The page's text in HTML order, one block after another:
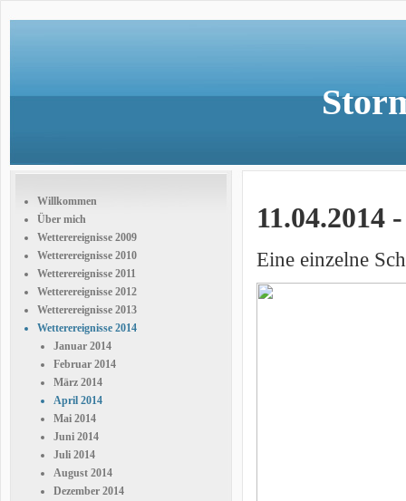
Willkommen
Über mich
Wetterereignisse 2009
Wetterereignisse 2010
Wetterereignisse 2011
Wetterereignisse 2012
Wetterereignisse 2013
Wetterereignisse 2014
Januar 2014
Februar 2014
März 2014
April 2014
Mai 2014
Juni 2014
Juli 2014
August 2014
Dezember 2014
11.04.2014
Eine einzelne